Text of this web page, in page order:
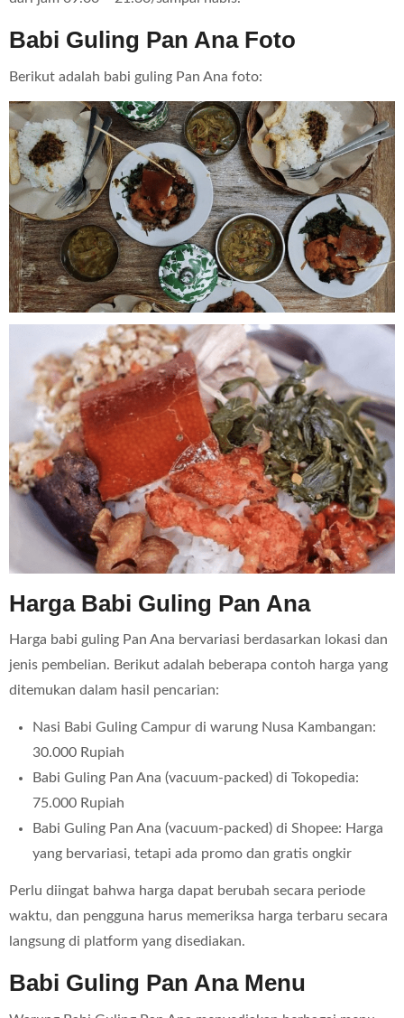
Babi Guling Pan Ana Foto
Berikut adalah babi guling Pan Ana foto:
Harga Babi Guling Pan Ana
Harga babi guling Pan Ana bervariasi berdasarkan lokasi dan
jenis pembelian. Berikut adalah beberapa contoh harga yang
ditemukan dalam hasil pencarian:
Nasi Babi Guling Campur di warung Nusa Kambangan:
30.000 Rupiah
Babi Guling Pan Ana (vacuum-packed) di Tokopedia:
75.000 Rupiah
Babi Guling Pan Ana (vacuum-packed) di Shopee: Harga
yang bervariasi, tetapi ada promo dan gratis ongkir
Perlu diingat bahwa harga dapat berubah secara periode
waktu, dan pengguna harus memeriksa harga terbaru secara
langsung di platform yang disediakan.
Babi Guling Pan Ana Menu